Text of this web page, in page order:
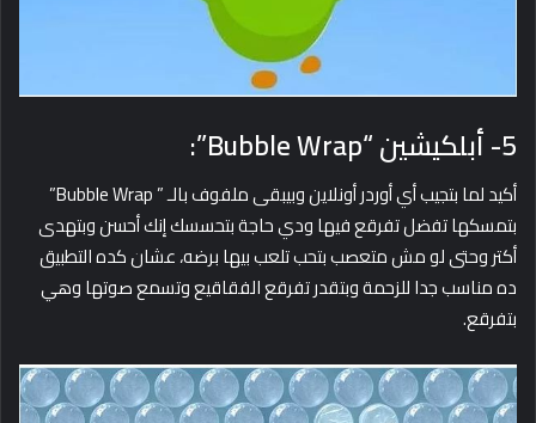
5- أبلكيشين “Bubble Wrap”:
أكيد لما بتجيب أي أوردر أونلاين وبيبقى ملفوف بالـ ” Bubble Wrap”
بتمسكها تفضل تفرقع فيها ودي حاجة بتحسسك إنك أحسن وبتهدى
أكتر وحتى لو مش متعصب بتحب تلعب بيها برضه، عشان كده التطبيق
ده مناسب جدا للزحمة وبتقدر تفرقع الفقاقيع وتسمع صوتها وهي
بتفرقع.